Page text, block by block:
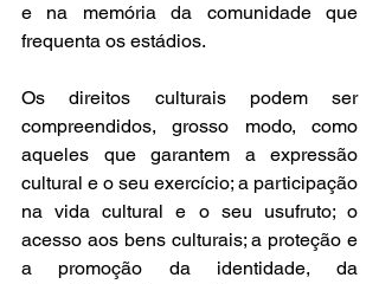
e na memória da comunidade que
frequenta os estádios.
Os direitos culturais podem ser
compreendidos, grosso modo, como
aqueles que garantem a expressão
cultural e o seu exercício; a participação
na vida cultural e o seu usufruto; o
acesso aos bens culturais; a proteção e
a promoção da identidade, da